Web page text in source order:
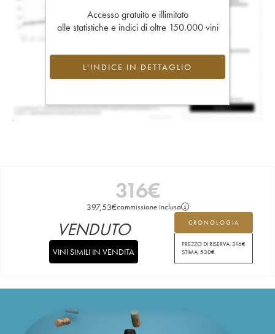
Accesso gratuito e illimitato
alle statistiche e indici di oltre 150.000 vini
L'INDICE IN DETTAGLIO
316€
397,53€commissione inclusa
CRONOLOGIA
PREZZO DI RISERVA:316€
STIMA:530€
VENDUTO
VINI SIMILI IN VENDITA